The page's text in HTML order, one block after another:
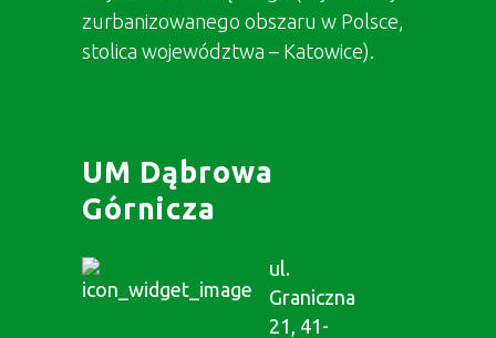
zurbanizowanego obszaru w Polsce,
stolica województwa – Katowice).
UM Dąbrowa
Górnicza
ul.
Graniczna
21, 41-